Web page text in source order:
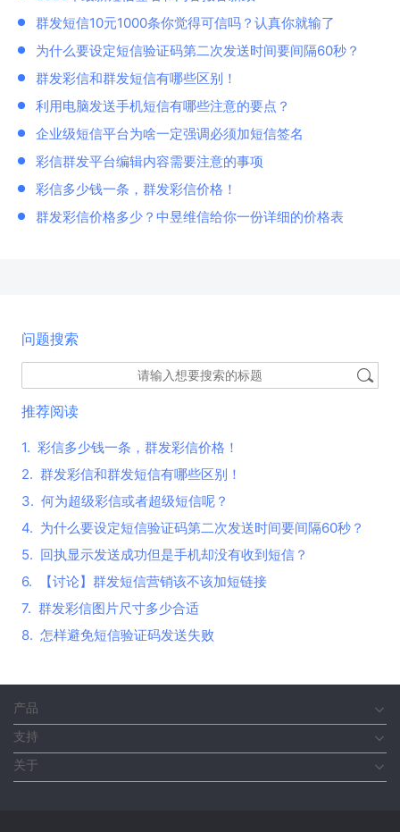
群发短信10元1000条你觉得可信吗？认真你就输了
为什么要设定短信验证码第二次发送时间要间隔60秒？
群发彩信和群发短信有哪些区别！
利用电脑发送手机短信有哪些注意的要点？
企业级短信平台为啥一定强调必须加短信签名
彩信群发平台编辑内容需要注意的事项
彩信多少钱一条，群发彩信价格！
群发彩信价格多少？中昱维信给你一份详细的价格表
问题搜索
推荐阅读
1. 彩信多少钱一条，群发彩信价格！
2. 群发彩信和群发短信有哪些区别！
3. 何为超级彩信或者超级短信呢？
4. 为什么要设定短信验证码第二次发送时间要间隔60秒？
5. 回执显示发送成功但是手机却没有收到短信？
6.
【讨论】群发短信营销该不该加短链接
7. 群发彩信图片尺寸多少合适
8. 怎样避免短信验证码发送失败
产品
支持
关于